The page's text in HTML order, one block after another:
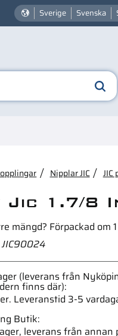
Sverige Svenska
intressera
Nipplar JIC JIC
Jic 1.7/8
mängd? Förpackad om
JIC90024
(leverans från
finns där)
Leveranstid 3-5
Butik
leverans från annan